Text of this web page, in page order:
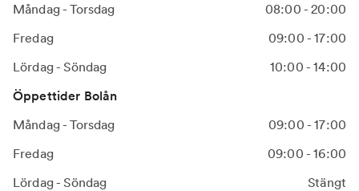
Måndag - Torsdag
08:00 - 20:00
Fredag
09:00 - 17:00
Lördag - Söndag
10:00 - 14:00
Öppettider Bolån
Måndag - Torsdag
09:00 - 17:00
Fredag
09:00 - 16:00
Lördag - Söndag
Stängt